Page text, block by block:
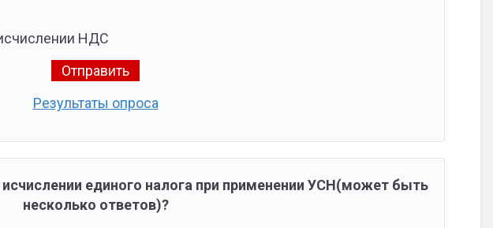
НДС
Результаты опроса
единого налога при применении УСН(может быть
несколько ответов)?